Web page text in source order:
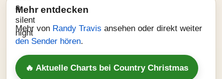
Mehr entdecken
Mehr von Randy Travis ansehen oder direkt weiter
den Sender hören.
🔥 Aktuelle Charts bei Country Christmas